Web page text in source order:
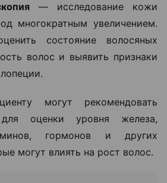
— исследование кожи
многократным увеличением.
состояние волосяных
волос и выявить признаки
могут рекомендовать
оценки уровня железа,
гормонов и других
могут влиять на рост волос.